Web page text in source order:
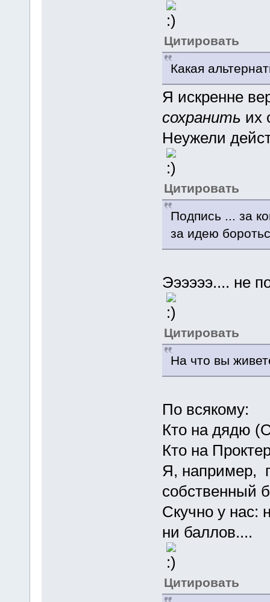
Цитировать
Какая
Я искренне
сохранить их
Неужели
Цитировать
Подпись ... за
за идею
Ээээээ.... не
Цитировать
На что вы
По всякому:
Кто на дядю
Кто на
Я, например,
собственный
Скучно у нас:
ни баллов....
Цитировать